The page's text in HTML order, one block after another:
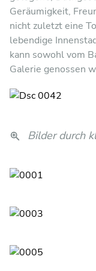
Geräumigkeit,
nicht zuletzt eine
lebendige
kann sowohl vom
Galerie genossen
Bilder durch